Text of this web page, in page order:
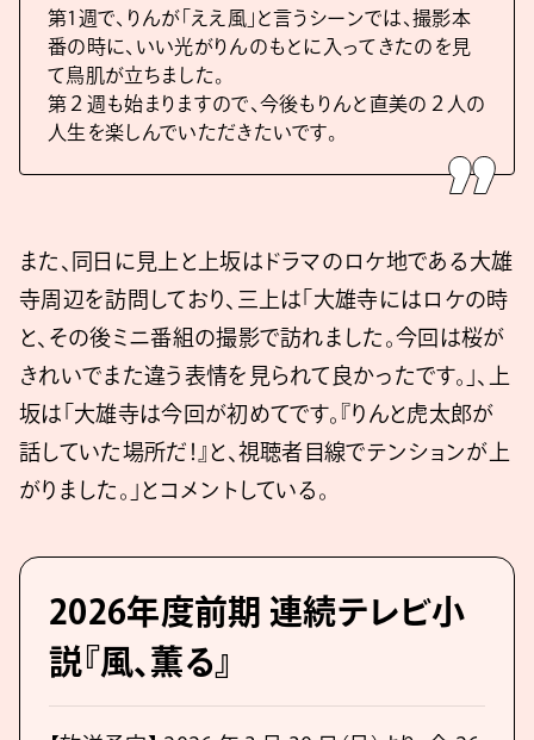
第1週で、りんが「ええ風」と言うシーンでは、撮影本
番の時に、いい光がりんのもとに入ってきたのを見
て鳥肌が立ちました。
第２週も始まりますので、今後もりんと直美の２人の
人生を楽しんでいただきたいです。
また、同日に見上と上坂はドラマのロケ地である大雄
寺周辺を訪問しており、三上は「大雄寺にはロケの時
と、その後ミニ番組の撮影で訪れました。今回は桜が
きれいでまた違う表情を見られて良かったです。」、上
坂は「大雄寺は今回が初めてです。『りんと虎太郎が
話していた場所だ！』と、視聴者目線でテンションが上
がりました。」とコメントしている。
2026年度前期 連続テレビ小
説『風、薫る』